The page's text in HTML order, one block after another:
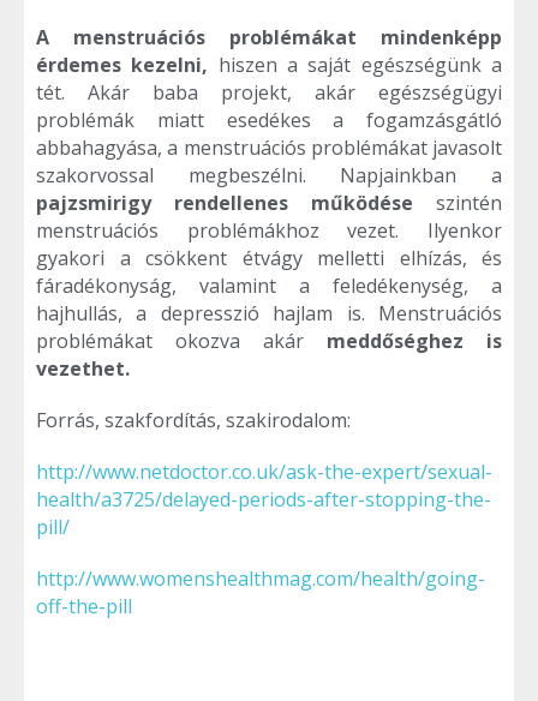
A menstruációs problémákat mindenképp
érdemes kezelni, hiszen a saját egészségünk a
tét. Akár baba projekt, akár egészségügyi
problémák miatt esedékes a fogamzásgátló
abbahagyása, a menstruációs problémákat javasolt
szakorvossal megbeszélni. Napjainkban a
pajzsmirigy rendellenes működése szintén
menstruációs problémákhoz vezet. Ilyenkor
gyakori a csökkent étvágy melletti elhízás, és
fáradékonyság, valamint a feledékenység, a
hajhullás, a depresszió hajlam is. Menstruációs
problémákat okozva akár meddőséghez is
vezethet.
Forrás, szakfordítás, szakirodalom:
http://www.netdoctor.co.uk/ask-the-expert/sexual-
health/a3725/delayed-periods-after-stopping-the-
pill/
http://www.womenshealthmag.com/health/going-
off-the-pill